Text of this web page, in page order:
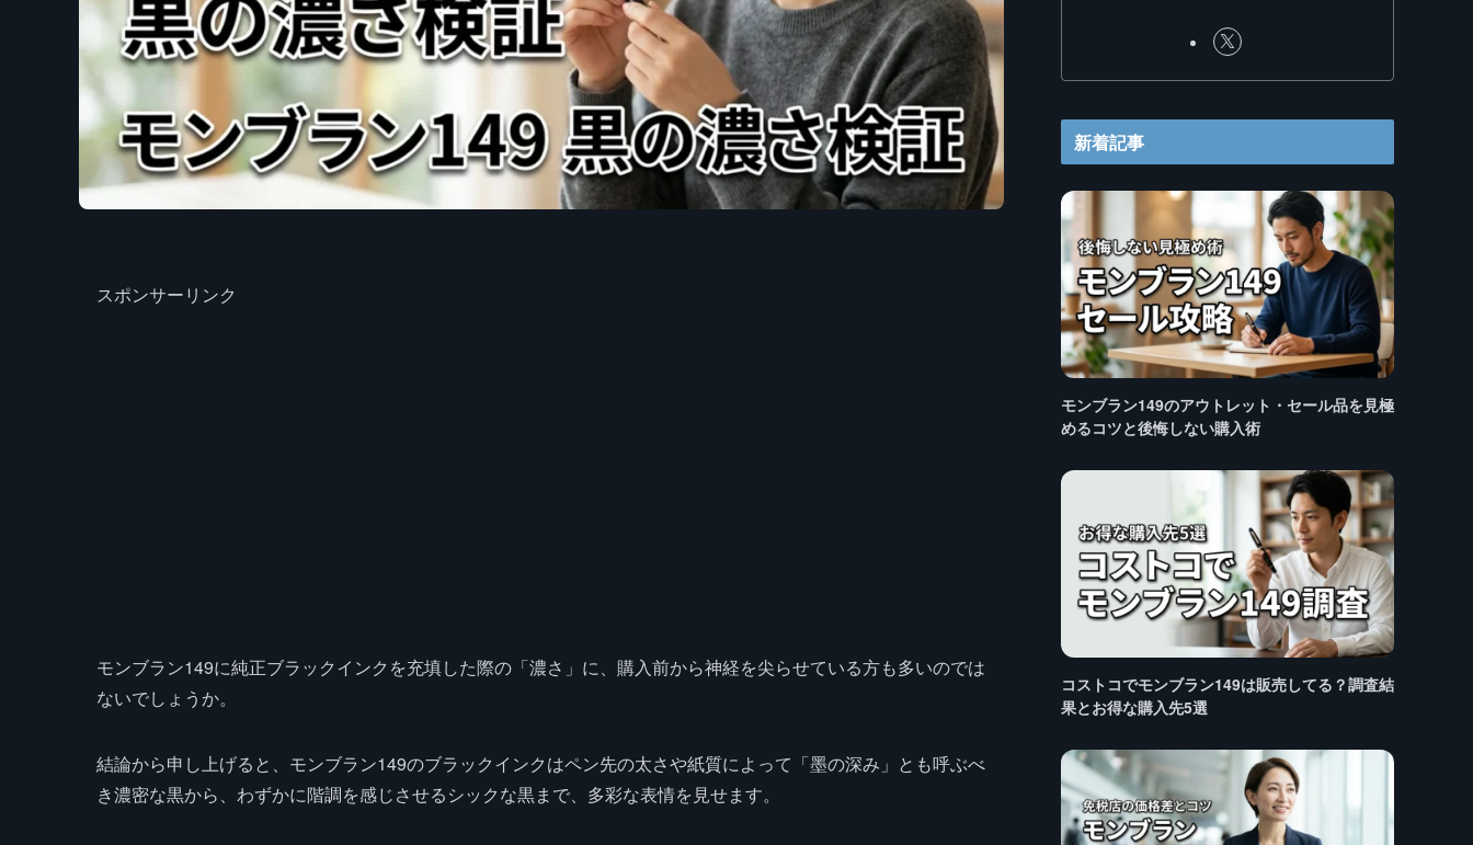
スポンサーリンク
モンブラン149に純正ブラックインクを充填した際の「濃さ」に、購入前から神経を尖らせている方も多いのでは
ないでしょうか。
結論から申し上げると、モンブラン149のブラックインクはペン先の太さや紙質によって「墨の深み」とも呼ぶべ
き濃密な黒から、わずかに階調を感じさせるシックな黒まで、多彩な表情を見せます。
新着記事
モンブラン149のアウトレット・セール品を見極
めるコツと後悔しない購入術
コストコでモンブラン149は販売してる？調査結
果とお得な購入先5選